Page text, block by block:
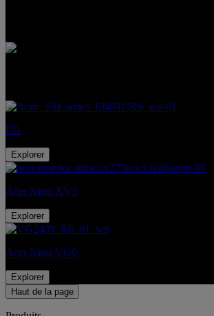
EI1
Explorer
Acer Nitro XV3
Explorer
Acer Nitro VG0
Explorer
Haut de la page